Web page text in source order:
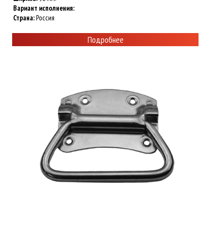
Вариант исполнения:
Страна:Россия
Подробнее